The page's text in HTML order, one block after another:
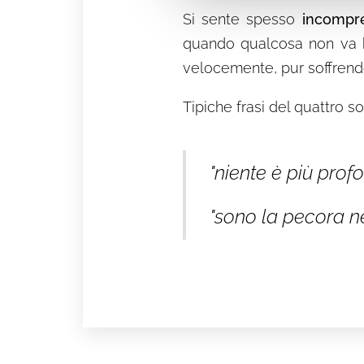
Si sente spesso
quando qualcosa non
velocemente, pur
Tipiche frasi del quattro
"niente è più
"sono la pecora